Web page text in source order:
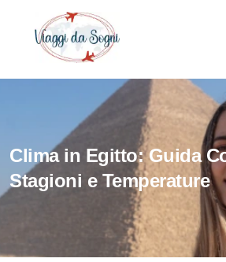
Clima in Egitto: Guida
Stagioni e Temperature